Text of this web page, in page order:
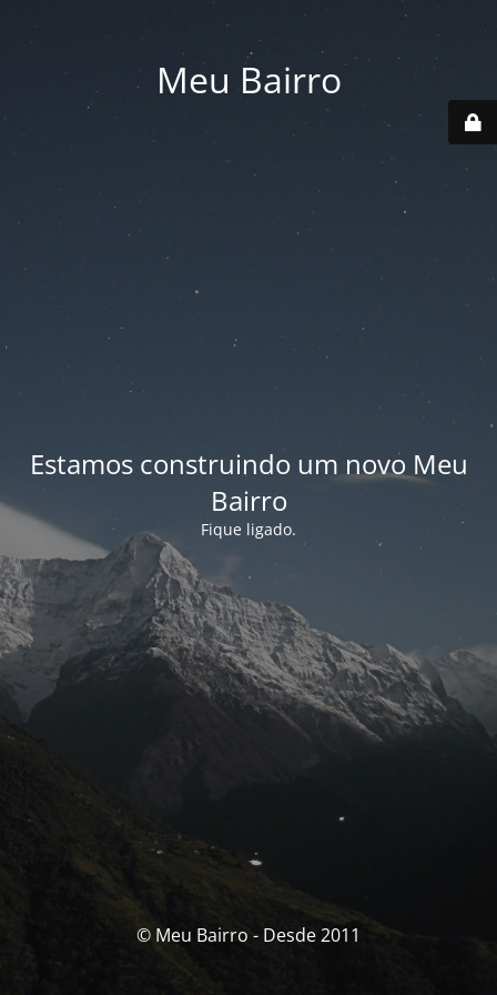
Meu Bairro
Estamos construindo um novo Meu
Bairro
Fique ligado.
© Meu Bairro - Desde 2011